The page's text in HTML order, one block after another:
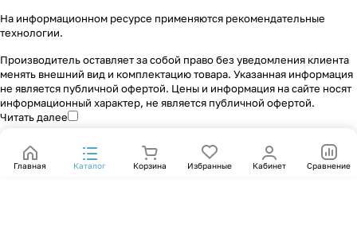
На информационном ресурсе применяются рекомендательные
технологии.
Производитель оставляет за собой право без уведомления клиента
менять внешний вид и комплектацию товара. Указанная информация
не является публичной офертой. Цены и информация на сайте носят
информационный характер, не является публичной офертой.
Читать далее
Главная Каталог Корзина Избранные Кабинет Сравнение